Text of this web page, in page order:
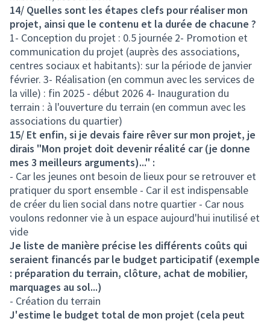
14/ Quelles sont les étapes clefs pour réaliser mon
projet, ainsi que le contenu et la durée de chacune ?
1- Conception du projet : 0.5 journée 2- Promotion et
communication du projet (auprès des associations,
centres sociaux et habitants): sur la période de janvier
février. 3- Réalisation (en commun avec les services de
la ville) : fin 2025 - début 2026 4- Inauguration du
terrain : à l'ouverture du terrain (en commun avec les
associations du quartier)
15/ Et enfin, si je devais faire rêver sur mon projet, je
dirais "Mon projet doit devenir réalité car (je donne
mes 3 meilleurs arguments)..." :
- Car les jeunes ont besoin de lieux pour se retrouver et
pratiquer du sport ensemble - Car il est indispensable
de créer du lien social dans notre quartier - Car nous
voulons redonner vie à un espace aujourd'hui inutilisé et
vide
Je liste de manière précise les différents coûts qui
seraient financés par le budget participatif (exemple
: préparation du terrain, clôture, achat de mobilier,
marquages au sol...)
- Création du terrain
J'estime le budget total de mon projet (cela peut